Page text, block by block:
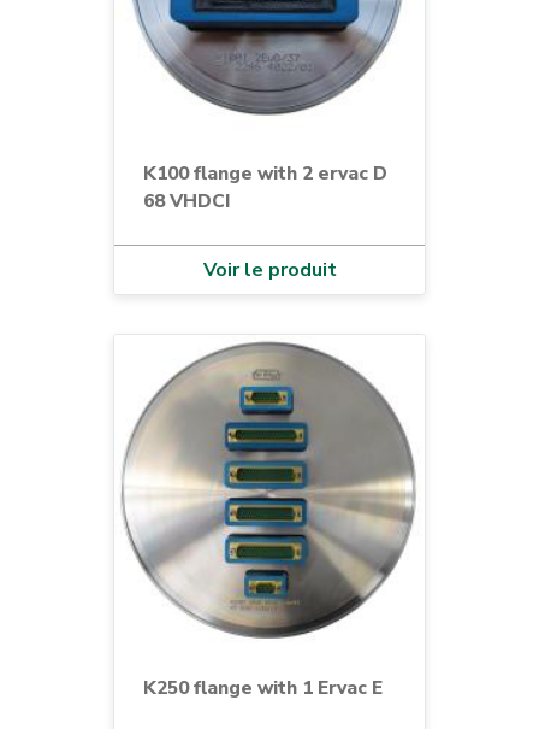
K100 flange with 2 ervac D
68 VHDCI
Voir le produit
K250 flange with 1 Ervac E